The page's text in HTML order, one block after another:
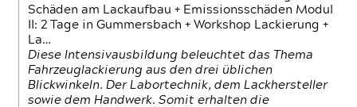
Schäden am Lackaufbau + Emissionsschäden Modul
II: 2 Tage in Gummersbach + Workshop Lackierung +
La…
Diese Intensivausbildung beleuchtet das Thema
Fahrzeuglackierung aus den drei üblichen
Blickwinkeln. Der Labortechnik, dem Lackhersteller
sowie dem Handwerk. Somit erhalten die